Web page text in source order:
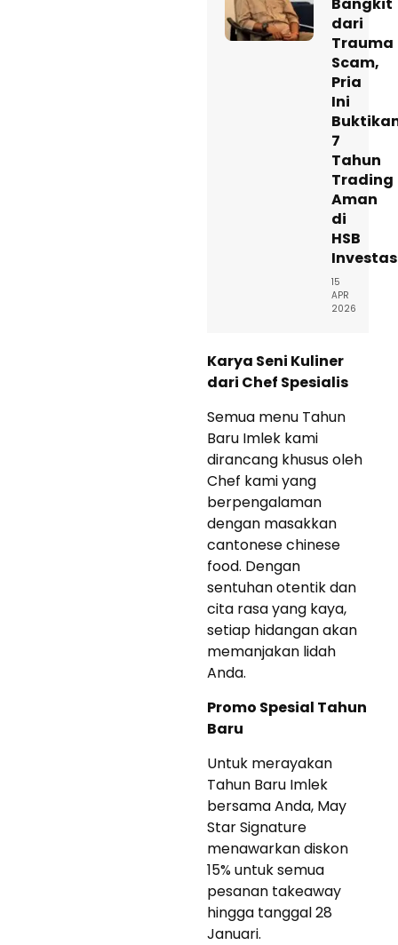
dari
Trauma
Scam,
Pria
Ini
7
Tahun
Trading
Aman
di
HSB
15
APR
2026
Karya Seni Kuliner
dari Chef Spesialis
Semua menu Tahun
Baru Imlek kami
dirancang khusus oleh
Chef kami yang
berpengalaman
dengan masakkan
cantonese chinese
food. Dengan
sentuhan otentik dan
cita rasa yang kaya,
setiap hidangan akan
memanjakan lidah
Anda.
Promo Spesial Tahun
Baru
Untuk merayakan
Tahun Baru Imlek
bersama Anda, May
Star Signature
menawarkan diskon
15% untuk semua
pesanan takeaway
hingga tanggal 28
Januari.